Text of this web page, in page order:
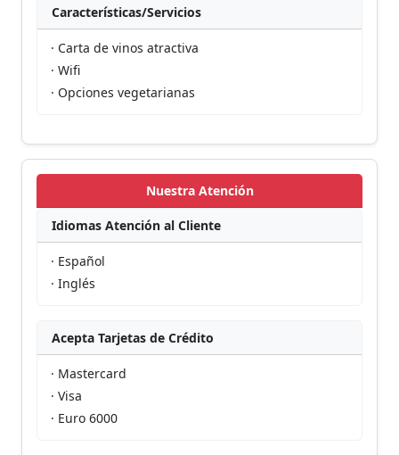
Características/Servicios
· Carta de vinos atractiva
· Wifi
· Opciones vegetarianas
Nuestra Atención
Idiomas Atención al Cliente
· Español
· Inglés
Acepta Tarjetas de Crédito
· Mastercard
· Visa
· Euro 6000